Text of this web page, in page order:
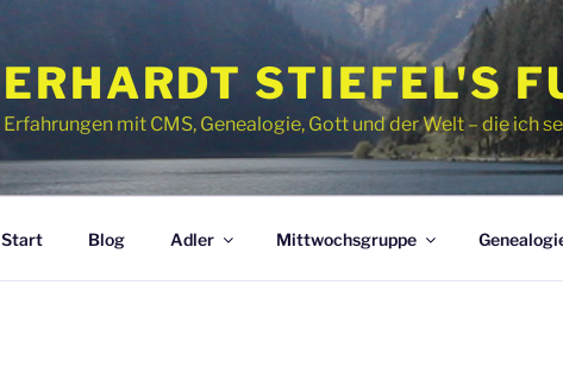
ERHARDT STIEFEL'S
Erfahrungen mit CMS, Genealogie, Gott und der Welt – die ich
Start Blog Adler Mittwochsgruppe